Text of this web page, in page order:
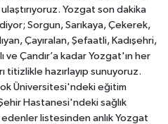
Yozgat son dakika
Sorgun, Sarıkaya, Çekerek,
Çayıralan, Şefaatli, Kadışehri,
ve Çandır’a kadar Yozgat'ın her
titizlikle hazırlayıp sunuyoruz.
Üniversitesi'ndeki eğitim
Hastanesi'ndeki sağlık
listesinden anlık Yozgat